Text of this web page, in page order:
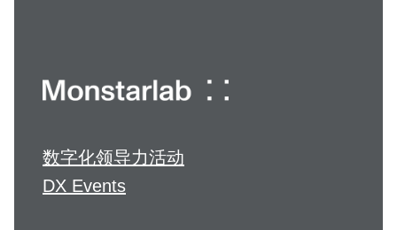
数字化领导力活动
DX Events